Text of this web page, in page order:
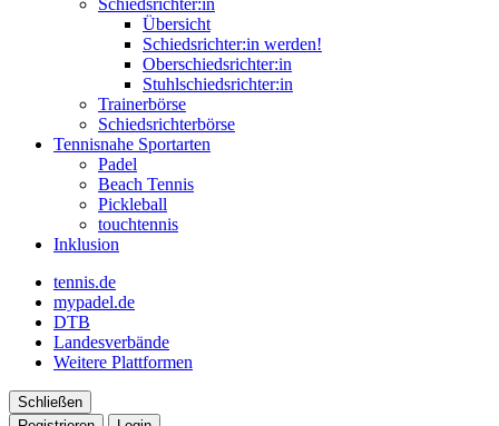
Schiedsrichter:in
Übersicht
Schiedsrichter:in werden!
Oberschiedsrichter:in
Stuhlschiedsrichter:in
Trainerbörse
Schiedsrichterbörse
Tennisnahe Sportarten
Padel
Beach Tennis
Pickleball
touchtennis
Inklusion
tennis.de
mypadel.de
DTB
Landesverbände
Weitere Plattformen
Schließen